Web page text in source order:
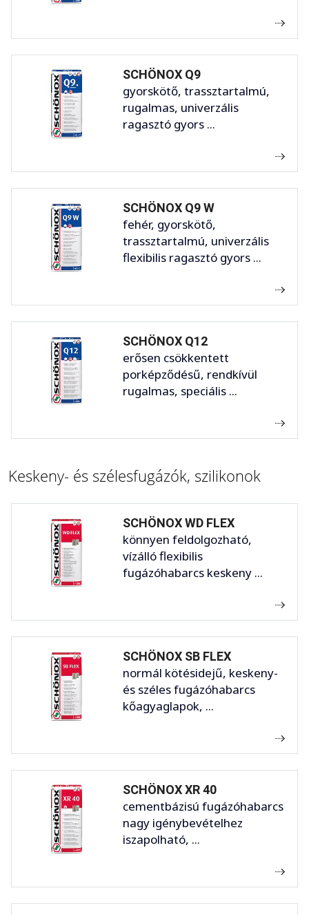
SCHÖNOX Q9
gyorskötő, trassztartalmú,
rugalmas, univerzális
ragasztó gyors ...
SCHÖNOX Q9 W
fehér, gyorskötő,
trassztartalmú, univerzális
flexibilis ragasztó gyors ...
SCHÖNOX Q12
erősen csökkentett
porképződésű, rendkívül
rugalmas, speciális ...
Keskeny- és szélesfugázók, szilikonok
SCHÖNOX WD FLEX
könnyen feldolgozható,
vízálló flexibilis
fugázóhabarcs keskeny ...
SCHÖNOX SB FLEX
normál kötésidejű, keskeny-
és széles fugázóhabarcs
kőagyaglapok, ...
SCHÖNOX XR 40
cementbázisú fugázóhabarcs
nagy igénybevételhez
iszapolható, ...